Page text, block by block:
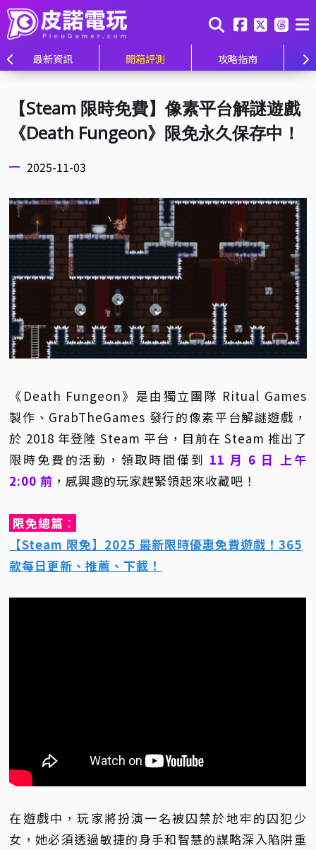
最新資訊 開箱評測 攻略指南
【Steam 限時免費】像素平台解謎遊戲
《Death Fungeon》限免永久保存中！
2025-11-03
《Death Fungeon》是由獨立團隊 Ritual Games
製作、GrabTheGames 發行的像素平台解謎遊戲，
於 2018 年登陸 Steam 平台，目前在 Steam 推出了
限時免費的活動，領取時間僅到 11 月 6 日 上午
2:00 前 ，感興趣的玩家趕緊領起來收藏吧！
限免總篇 ：
【Steam 限免】2025 最新限時優惠免費遊戲！365
款每日更新、推薦、下載！
在遊戲中，玩家將扮演一名被囚禁於地牢的囚犯少
女，她必須透過敏捷的身手和智慧的謀略深入陷阱重